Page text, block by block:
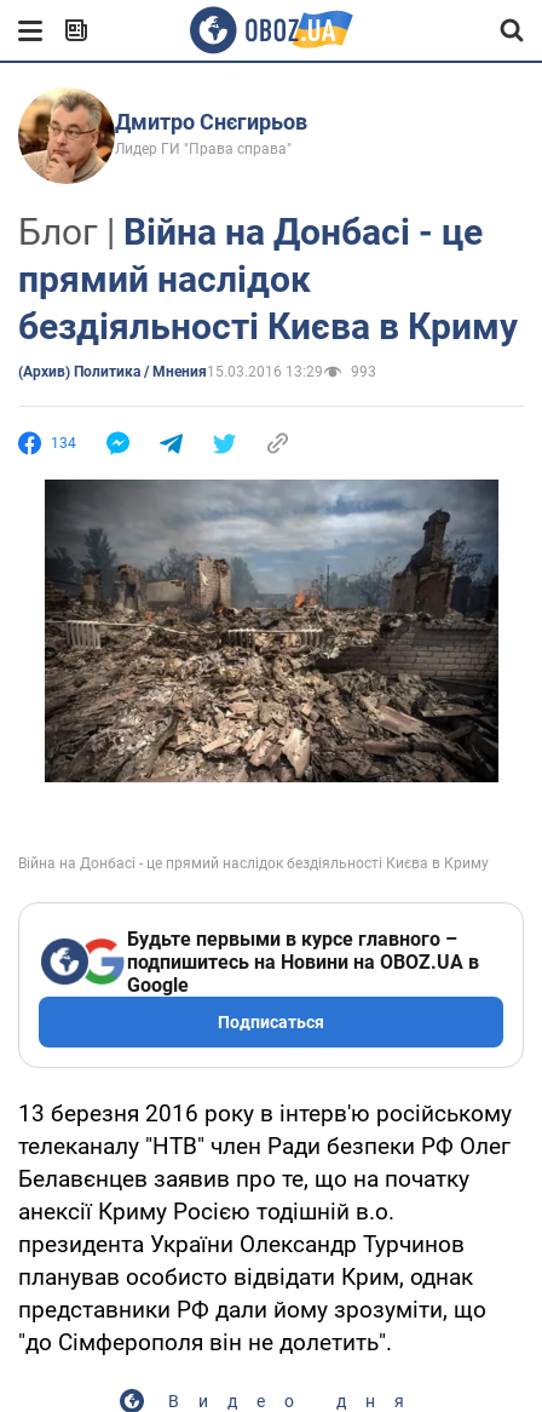
Дмитро Снєгирьов
Лидер ГИ "Права справа"
Блог | Війна на Донбасі - це
прямий наслідок
бездіяльності Києва в Криму
(Архив) Политика / Мнения15.03.2016 13:29 993
134
Будьте первыми в курсе главного –
подпишитесь на Новини на OBOZ.UA в
Google
Подписаться
13 березня 2016 року в інтерв'ю російському
телеканалу "НТВ" член Ради безпеки РФ Олег
Белавєнцев заявив про те, що на початку
анексії Криму Росією тодішній в.о.
президента України Олександр Турчинов
планував особисто відвідати Крим, однак
представники РФ дали йому зрозуміти, що
"до Сімферополя він не долетить".
Видео дня